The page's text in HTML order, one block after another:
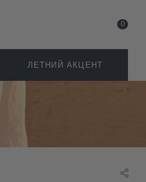
0
ЛЕТНИЙ АКЦЕНТ